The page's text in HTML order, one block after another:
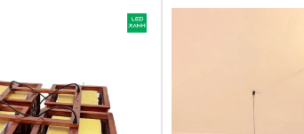
phong cách riêng cho shop của hàng, quán cafe,
ra ổn định kể cả khi điện áp đầu vào thay đổi,